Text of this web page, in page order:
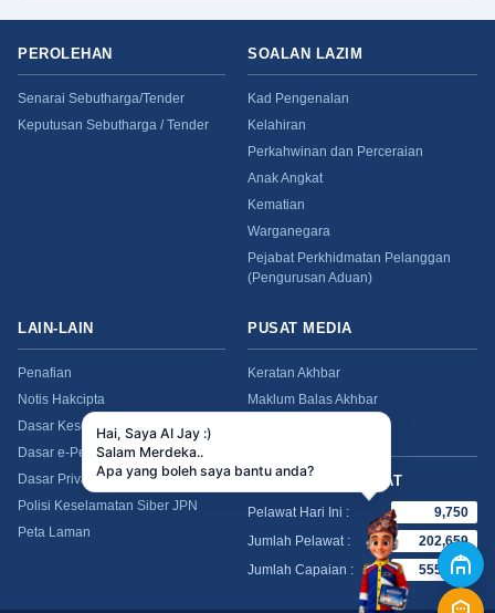
PEROLEHAN
Senarai Sebutharga/Tender
Keputusan Sebutharga / Tender
SOALAN LAZIM
Kad Pengenalan
Kelahiran
Perkahwinan dan Perceraian
Anak Angkat
Kematian
Warganegara
Pejabat Perkhidmatan Pelanggan
(Pengurusan Aduan)
LAIN-LAIN
Penafian
Notis Hakcipta
Dasar Keselamatan
Dasar e-Penyertaan
Dasar Privasi
Polisi Keselamatan Siber JPN
Peta Laman
PUSAT MEDIA
Keratan Akhbar
Maklum Balas Akhbar
BILANGAN PELAWAT
Pelawat Hari Ini :
9,750
Jumlah Pelawat :
202,659
Jumlah Capaian :
555,141